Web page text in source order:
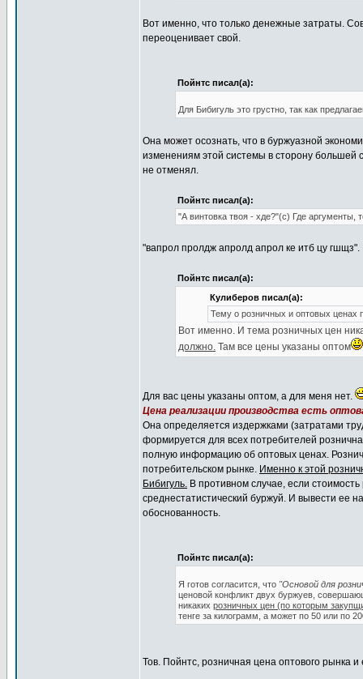
Вот именно, что только денежные затраты.
переоценивает свой.
Пойнтс писал(а):
Для Бибигуль это грустно, так как
Она может осознать, что в буржуазной
изменениям этой системы в сторону большей
не отменял.
Пойнтс писал(а):
"А винтовка твоя - хде?"(с) Где аргументы,
"вапрол пролдж апролд апрол ке итб цу
Пойнтс писал(а):
Кулиберов писал(а):
Тему о розничных и оптовых ценах
Вот именно. И тема розничных цен
должно. Там все цены указаны оптом
Для вас цены указаны оптом, а для меня нет.
Цена реализации производства есть
Она определяется издержками (затратами
формируется для всех потребителей
полную информацию об оптовых ценах.
потребительском рынке. Именно к этой
Бибигуль. В противном случае, если
среднестатистический буржуй. И вывести ее
обоснованность.
Пойнтс писал(а):
Я готов согласится, что "Основой для
ценовой конфликт двух буржуев,
никаких розничных цен (по которым
тенге за килограмм, а может по 50 или по
Тов. Пойнтс, розничная цена оптового рынка